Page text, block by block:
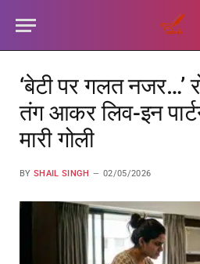
‘बेटी पर गलत नजर…’
तंग आकर लिव-इन
मारी गोली
BY SHAIL SINGH 02/05/2026